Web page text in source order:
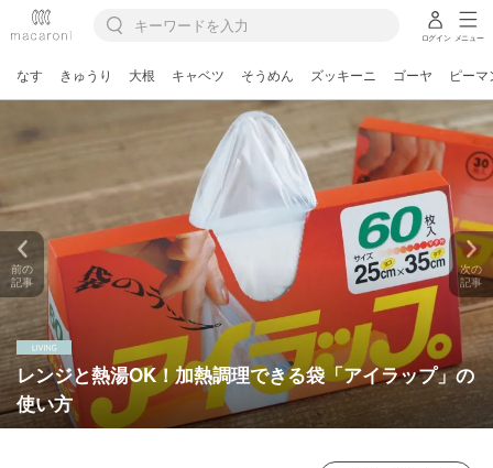
ログイン メニュー
なす きゅうり 大根 キャベツ そうめん ズッキーニ ゴーヤ ピーマ
レンジと熱湯OK！加熱調理できる袋「アイラップ」の
使い方
前の
記事
次の
記事